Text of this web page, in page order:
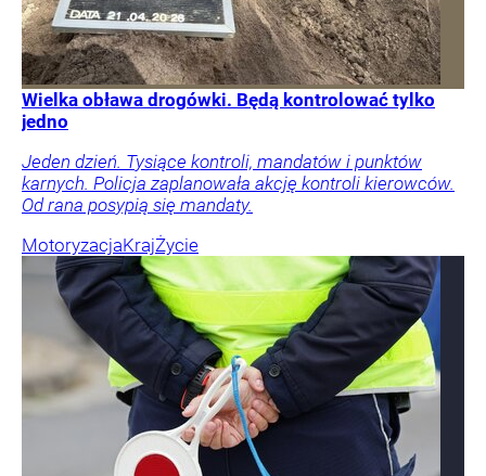
Wielka obława drogówki. Będą kontrolować tylko
jedno
Jeden dzień. Tysiące kontroli, mandatów i punktów
karnych. Policja zaplanowała akcję kontroli kierowców.
Od rana posypią się mandaty.
MotoryzacjaKrajŻycie